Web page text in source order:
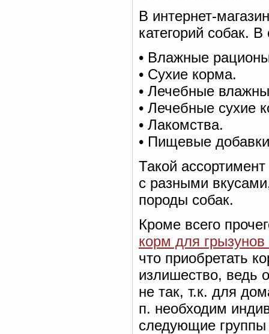
В интернет-
категорий собак.
• Влажные
• Сухие корма.
• Лечебные
• Лечебные сухие
• Лакомства.
• Пищевые
Такой
с разными
породы собак.
Кроме всего
корм для грызунов
что приобретать
излишество, ведь
не так, т.к. для
п. необходим
следующие группы